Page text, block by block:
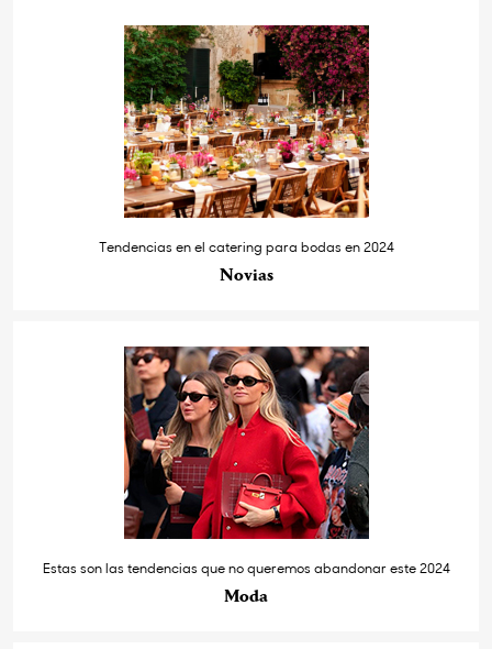
Tendencias en el catering para bodas en 2024
Novias
Estas son las tendencias que no queremos abandonar este 2024
Moda